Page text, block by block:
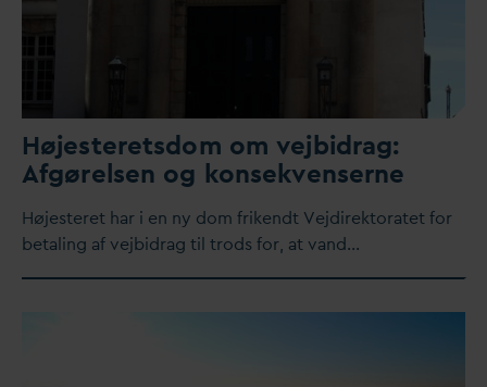
Højesteretsdom om vejbidrag:
Afgørelsen og konsekvenserne
Højesteret har i en ny dom frikendt Vejdirektoratet for
betaling af vejbidrag til trods for, at vand…